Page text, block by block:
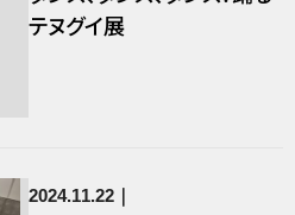
テヌグイ展
2024.11.22